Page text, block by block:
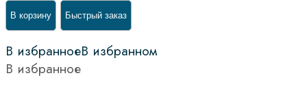
В корзину Быстрый заказ
В избранноеВ избранном
В избранное